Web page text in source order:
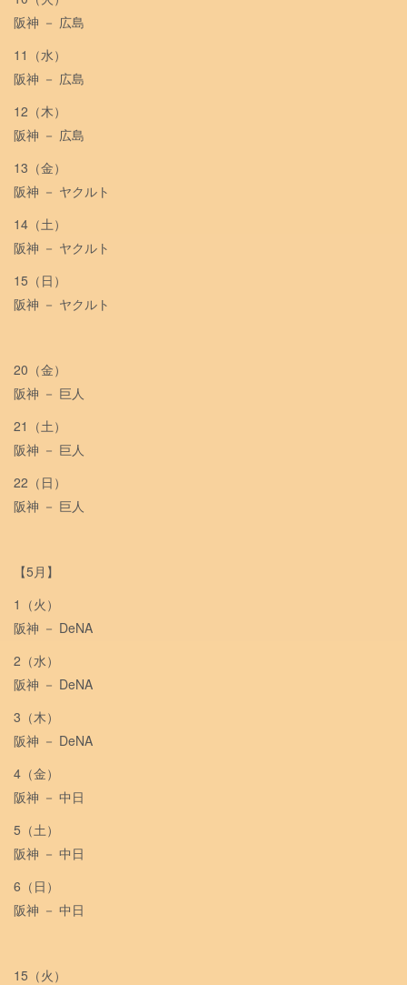
阪神 － 広島
11（水）
阪神 － 広島
12（木）
阪神 － 広島
13（金）
阪神 － ヤクルト
14（土）
阪神 － ヤクルト
15（日）
阪神 － ヤクルト
20（金）
阪神 － 巨人
21（土）
阪神 － 巨人
22（日）
阪神 － 巨人
【5月】
1（火）
阪神 － DeNA
2（水）
阪神 － DeNA
3（木）
阪神 － DeNA
4（金）
阪神 － 中日
5（土）
阪神 － 中日
6（日）
阪神 － 中日
15（火）